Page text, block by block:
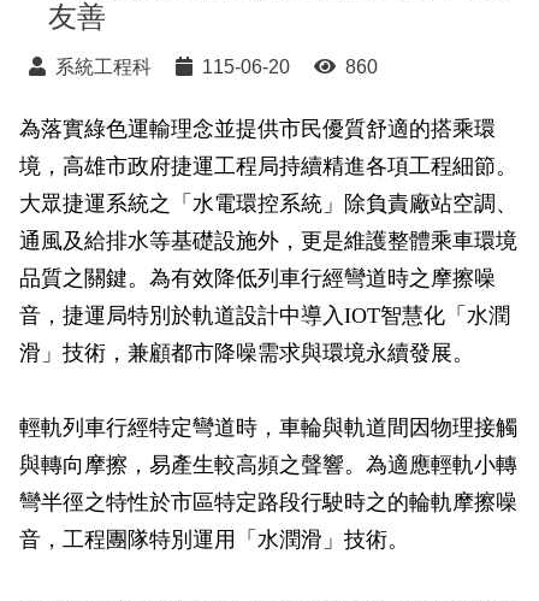
岡山路竹延伸線(第二A階段)
捷運黃線
小港林園線
捷運紅/橘線
環狀輕軌
性別主流化專區
Open Data
打詐儀錶板
檔案應用專區
相關連結
雙語詞彙
特色車站
輕軌簡介
輕軌與傳統火車
無架空線
局徽
組織職掌
服務電話
網站導覽
友善
系統工程科 115-06-20 860
為落實綠色運輸理念並提供市民優質舒適的搭乘環
境，高雄市政府捷運工程局持續精進各項工程細節。
大眾捷運系統之「水電環控系統」除負責廠站空調、
通風及給排水等基礎設施外，更是維護整體乘車環境
品質之關鍵。為有效降低列車行經彎道時之摩擦噪
音，捷運局特別於軌道設計中導入IOT智慧化「水潤
滑」技術，兼顧都市降噪需求與環境永續發展。
輕軌列車行經特定彎道時，車輪與軌道間因物理接觸
與轉向摩擦，易產生較高頻之聲響。為適應輕軌小轉
彎半徑之特性於市區特定路段行駛時之的輪軌摩擦噪
音，工程團隊特別運用「水潤滑」技術。